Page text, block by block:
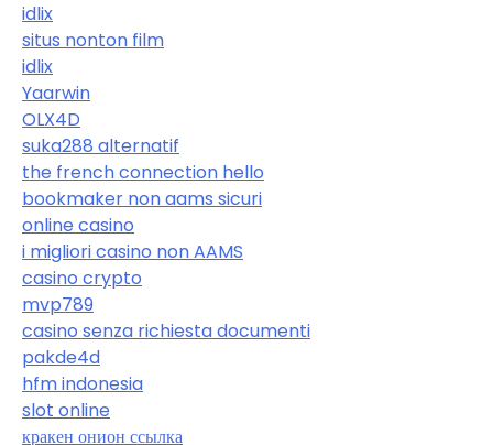
idlix
situs nonton film
idlix
Yaarwin
OLX4D
suka288 alternatif
the french connection hello
bookmaker non aams sicuri
online casino
i migliori casino non AAMS
casino crypto
mvp789
casino senza richiesta documenti
pakde4d
hfm indonesia
slot online
кракен онион ссылка